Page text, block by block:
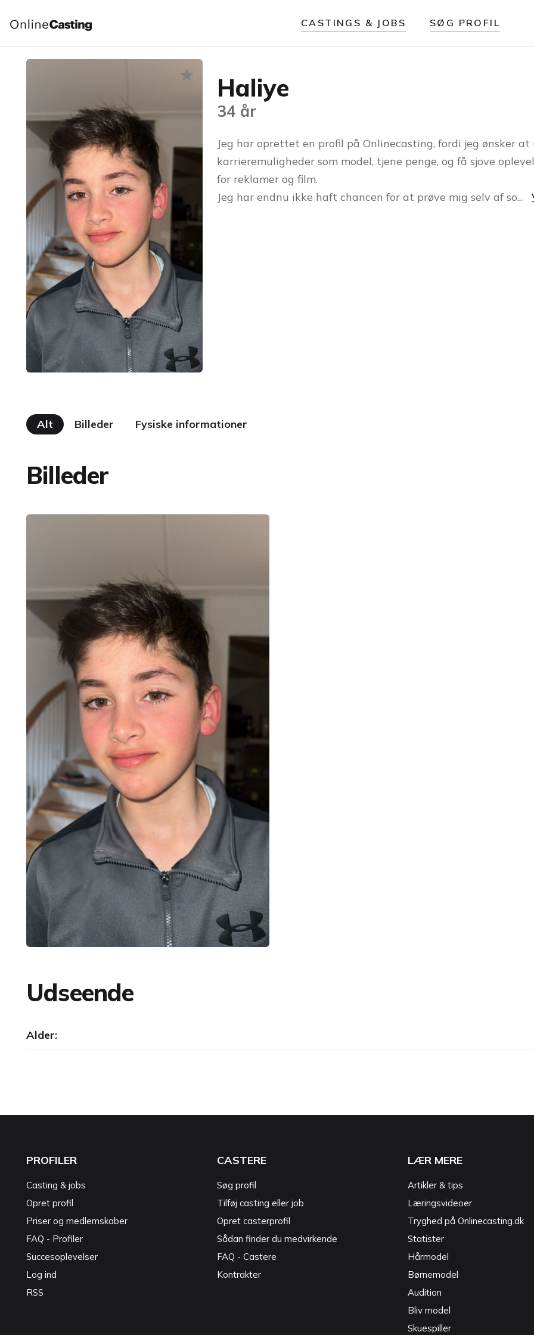
CASTINGS & JOBS SØG PROFIL
Haliye
34 år
Jeg har oprettet en profil på Onlinecasting, fordi jeg ønsker at
karrieremuligheder som model, tjene penge, og få sjove
for reklamer og film.
Jeg har endnu ikke haft chancen for at prøve mig selv af so...
Alt Billeder Fysiske informationer
Billeder
Udseende
Alder:
PROFILER
Casting & jobs
Opret profil
Priser og medlemskaber
FAQ - Profiler
Succesoplevelser
Log ind
RSS
CASTERE
Søg profil
Tilføj casting eller job
Opret casterprofil
Sådan finder du medvirkende
FAQ - Castere
Kontrakter
LÆR MERE
Artikler & tips
Læringsvideoer
Tryghed på Onlinecasting.dk
Statister
Hårmodel
Børnemodel
Audition
Bliv model
Skuespiller